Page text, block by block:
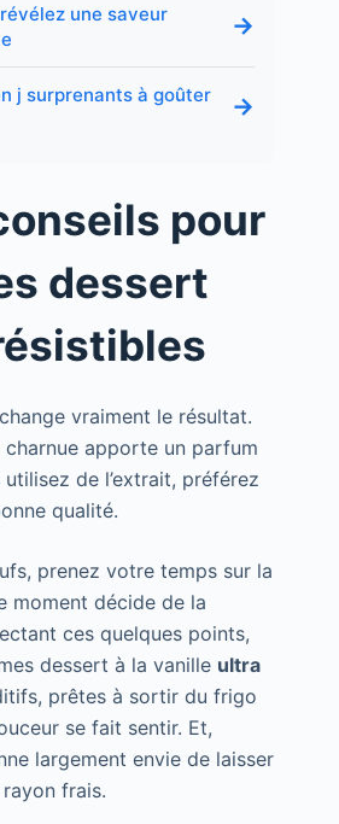
une saveur
→
j surprenants à goûter
→
pour
dessert
change vraiment le résultat.
charnue apporte un parfum
de l’extrait, préférez
qualité.
prenez votre temps sur la
moment décide de la
ces quelques points,
dessert à la vanille ultra
prêtes à sortir du frigo
se fait sentir. Et,
largement envie de laisser
frais.